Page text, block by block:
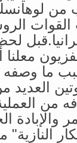
ما وصفه
من
والإبادة
النازية"